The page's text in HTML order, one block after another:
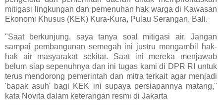
mitigasi lingkungan dan pemenuhan hak warga di Kawasan
Ekonomi Khusus (KEK) Kura-Kura, Pulau Serangan, Bali.
"Saat berkunjung, saya tanya soal mitigasi air. Jangan
sampai pembangunan semegah ini justru mengambil hak-
hak air masyarakat sekitar. Saat ini mereka menjawab
belum siap sepenuhnya dan ini tugas kami di DPR RI untuk
terus mendorong pemerintah dan mitra terkait agar menjadi
'bapak asuh' bagi KEK ini supaya persiapannya matang,"
kata Novita dalam keterangan resmi di Jakarta